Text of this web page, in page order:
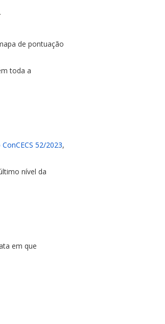
.
de pontuação
toda a
52/2023,
nível da
em que